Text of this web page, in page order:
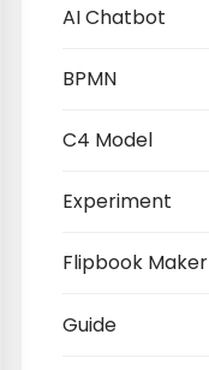
AI Chatbot
BPMN
C4 Model
Experiment
Flipbook Maker
Guide